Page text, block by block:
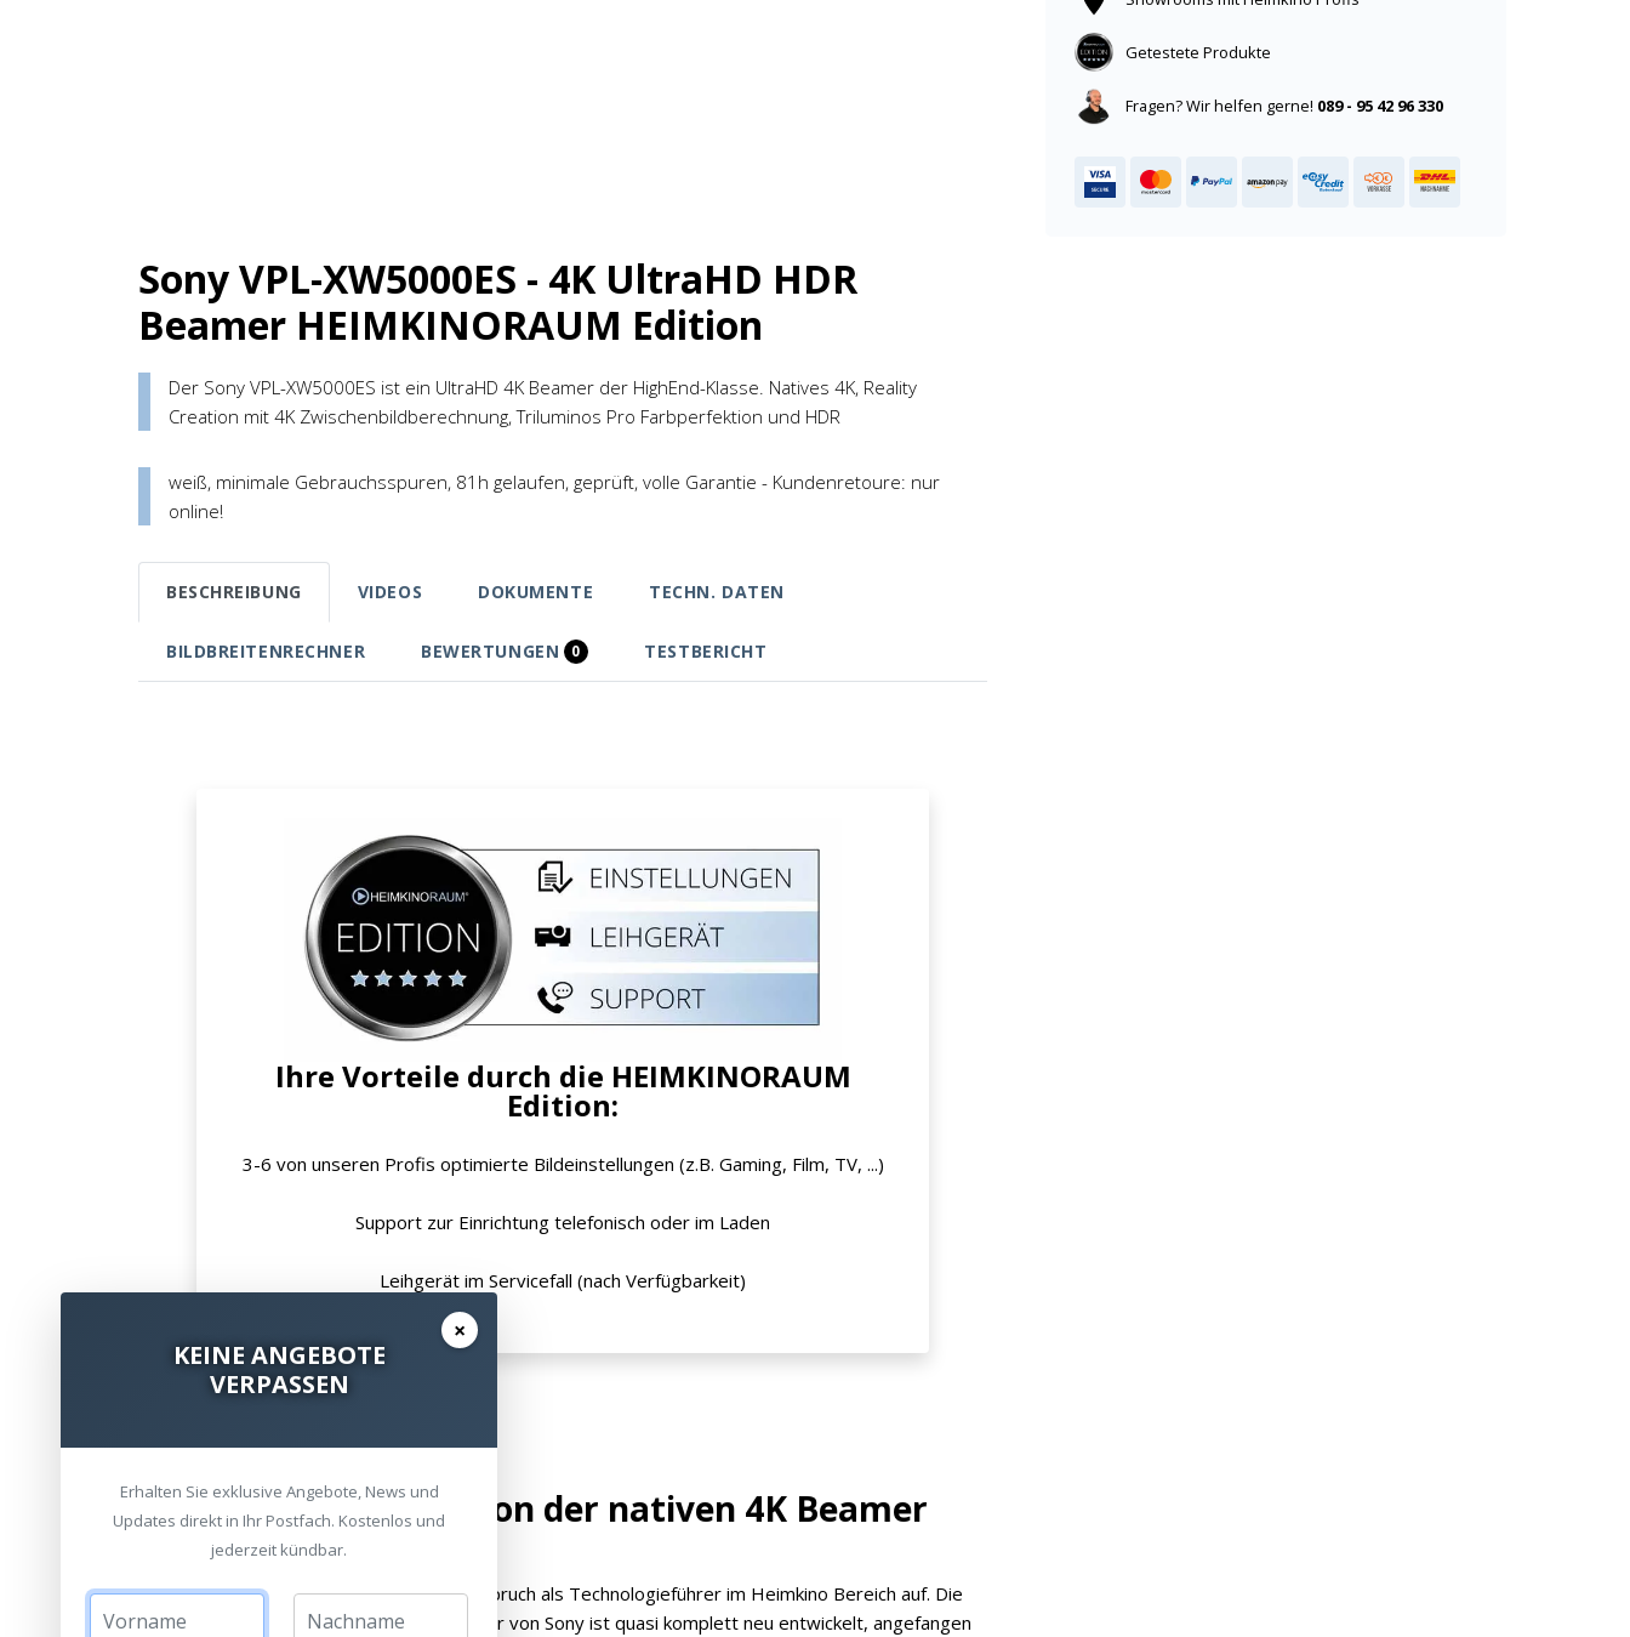
Getestete Produkte
Fragen? Wir helfen gerne! 089 - 95 42 96 330
Sony VPL-XW5000ES - 4K UltraHD HDR
Beamer HEIMKINORAUM Edition
Der Sony VPL-XW5000ES ist ein UltraHD 4K Beamer der HighEnd-Klasse. Natives 4K, Reality
Creation mit 4K Zwischenbildberechnung, Triluminos Pro Farbperfektion und HDR
weiß, minimale Gebrauchsspuren, 81h gelaufen, geprüft, volle Garantie - Kundenretoure: nur
online!
BESCHREIBUNG VIDEOS DOKUMENTE TECHN. DATEN
BILDBREITENRECHNER BEWERTUNGEN 0 TESTBERICHT
Ihre Vorteile durch die HEIMKINORAUM
Edition:
3-6 von unseren Profis optimierte Bildeinstellungen (z.B. Gaming, Film, TV, ...)
Support zur Einrichtung telefonisch oder im Laden
Leihgerät im Servicefall (nach Verfügbarkeit)
Die neueste Generation der nativen 4K Beamer
von Sony ist da!
Sony zeigt einmal wieder den eigenen Anspruch als Technologieführer im Heimkino Bereich auf. Die
neueste Generation der nativen 4K Beamer von Sony ist quasi komplett neu entwickelt, angefangen
×
KEINE ANGEBOTE
VERPASSEN
Erhalten Sie exklusive Angebote, News und
Updates direkt in Ihr Postfach. Kostenlos und
jederzeit kündbar.